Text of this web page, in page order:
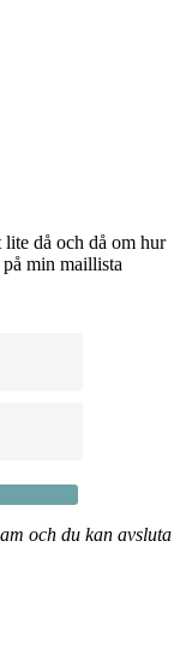
då och då om hur
min maillista
och du kan avsluta